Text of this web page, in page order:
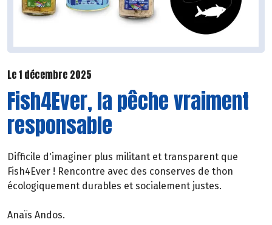
Le 1 décembre 2025
Fish4Ever, la pêche vraiment
responsable
Difficile d'imaginer plus militant et transparent que
Fish4Ever ! Rencontre avec des conserves de thon
écologiquement durables et socialement justes.
Anaïs Andos.